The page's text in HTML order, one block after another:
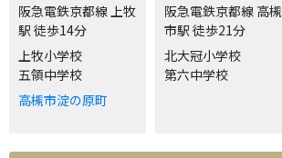
阪急電鉄京都線 上牧
駅 徒歩14分
上牧小学校
五領中学校
高槻市淀の原町
阪急電鉄京都線 高槻
市駅 徒歩21分
北大冠小学校
第六中学校